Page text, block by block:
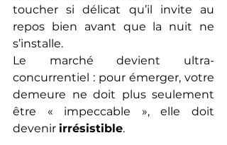
toucher si délicat qu’il invite au
repos bien avant que la nuit ne
s’installe.
Le marché devient ultra-
concurrentiel : pour émerger, votre
demeure ne doit plus seulement
être « impeccable », elle doit
devenir irrésistible.